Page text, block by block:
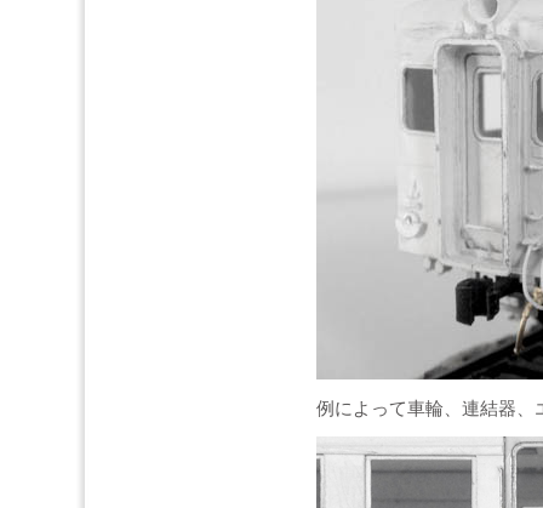
例によって車輪、連結器、